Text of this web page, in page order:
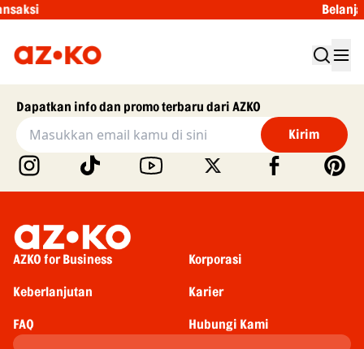
Dapatkan info dan promo terbaru dari AZKO
Kirim
AZKO for Business Korporasi
Keberlanjutan Karier
FAQ Hubungi Kami